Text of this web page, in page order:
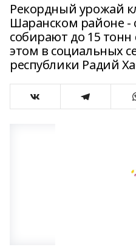
Рекордный урожай
Шаранском районе -
собирают до 15
этом в социальных
республики Радий